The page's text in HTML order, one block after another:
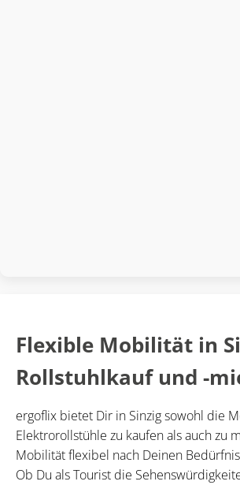
Flexible Mobilität in
Rollstuhlkauf und -
ergoflix bietet Dir in Sinzig sowohl die
Elektrorollstühle zu kaufen als auch zu
Mobilität flexibel nach Deinen
Ob Du als Tourist die